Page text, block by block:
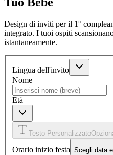
Design di inviti per il 1°
integrato. I tuoi ospiti
istantaneamente.
Lingua dell'invito
Nome
Età
Testo Personalizzato
Orario inizio festa Scegli data